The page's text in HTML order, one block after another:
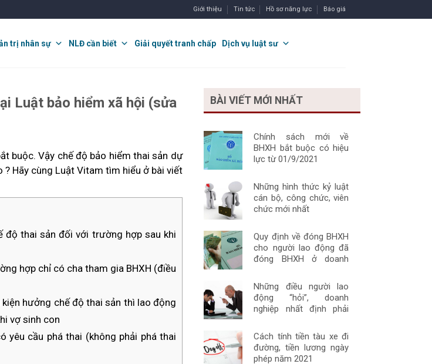
Giới thiệu Tin tức Hồ sơ năng lực Báo giá
trị nhân sự NLĐ cần biết Giải quyết tranh chấp Dịch vụ luật sư
Luật bảo hiểm xã hội (sửa
buộc. Vậy chế độ bảo hiểm thai sản dự
Hãy cùng Luật Vitam tìm hiểu ở bài viết
thai sản đối với trường hợp sau khi
hợp chỉ có cha tham gia BHXH (điều
hưởng chế độ thai sản thì lao động
vợ sinh con
cầu phá thai (không phải phá thai
BÀI VIẾT MỚI NHẤT
Chính sách mới về
BHXH bắt buộc có hiệu
lực từ 01/9/2021
Những hình thức kỷ luật
cán bộ, công chức, viên
chức mới nhất
Quy định về đóng BHXH
cho người lao động đã
đóng BHXH ở doanh
Những điều người lao
động “hỏi”, doanh
nghiệp nhất định phải
Cách tính tiền tàu xe đi
đường, tiền lương ngày
phép năm 2021